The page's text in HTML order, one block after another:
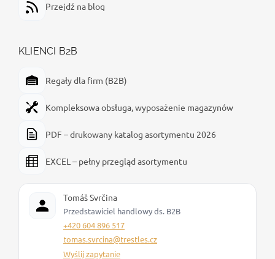
Przejdź na blog
KLIENCI B2B
Regały dla firm (B2B)
Kompleksowa obsługa, wyposażenie magazynów
PDF – drukowany katalog asortymentu 2026
EXCEL – pełny przegląd asortymentu
Tomáš Svrčina
Przedstawiciel handlowy ds. B2B
+420 604 896 517
tomas.svrcina@trestles.cz
Wyślij zapytanie